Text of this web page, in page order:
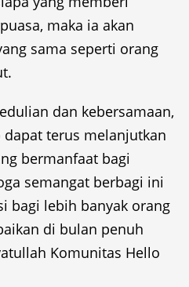
maka ia akan
sama seperti orang
dan kebersamaan,
terus melanjutkan
bermanfaat bagi
semangat berbagi ini
bagi lebih banyak orang
di bulan penuh
Komunitas Hello